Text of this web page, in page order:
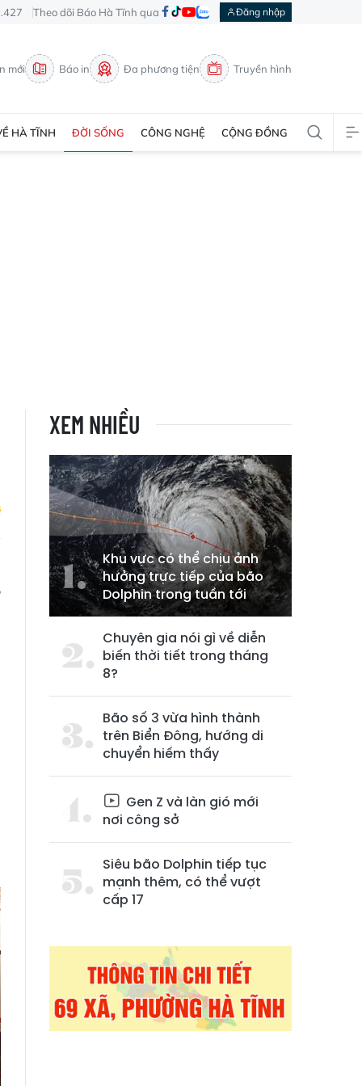
Theo dõi Báo Hà Tĩnh qua Đăng nhập
mới Báo in Đa phương tiện Truyền hình
HÀ TĨNH ĐỜI SỐNG CÔNG NGHỆ CỘNG ĐỒNG
XEM NHIỀU
Khu vực có thể chịu ảnh
hưởng trực tiếp của bão
Dolphin trong tuần tới
Chuyên gia nói gì về diễn
biến thời tiết trong tháng
8?
Bão số 3 vừa hình thành
trên Biển Đông, hướng di
chuyển hiếm thấy
Gen Z và làn gió mới
nơi công sở
Siêu bão Dolphin tiếp tục
mạnh thêm, có thể vượt
cấp 17